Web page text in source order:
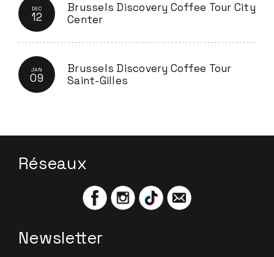
DEC
12
Brussels Discovery Coffee Tour City
Center
JAN
09
Brussels Discovery Coffee Tour
Saint-Gilles
Réseaux
Newsletter